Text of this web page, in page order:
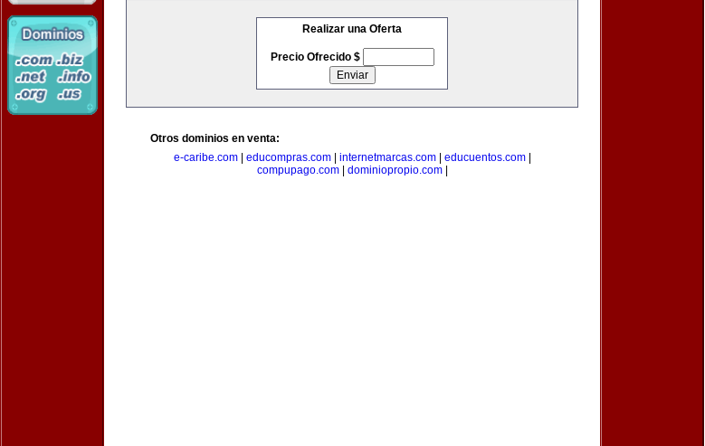
Realizar una Oferta
Precio Ofrecido $
Otros dominios en venta:
e-caribe.com| educompras.com| internetmarcas.com| educuentos.com|
compupago.com| dominiopropio.com|